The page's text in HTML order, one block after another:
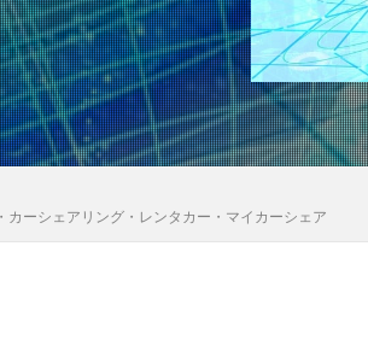
ーシェアリング・レンタカー・マイカーシェア